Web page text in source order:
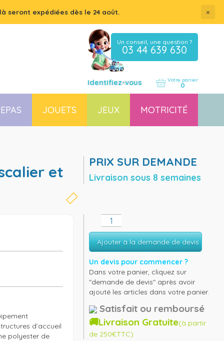
seront expédiées dès le 24 août. ×
Un conseil, une question ?
03 44 639 630
Identifiez-vous Votre panier
0
JOUETS JEUX MOTRICITÉ
PRIX SUR DEMANDE
Livraison sous 8 semaines
d’accueil
polyester de
Ajouter à la demande de devis
Un devis pour commencer ?
Dans votre panier, cliquez sur
"demande de devis" après avoir
ajouté les articles dans votre panier.
Satisfait ou remboursé
🚚Livraison Gratuite(à partir
de 250€TTC)